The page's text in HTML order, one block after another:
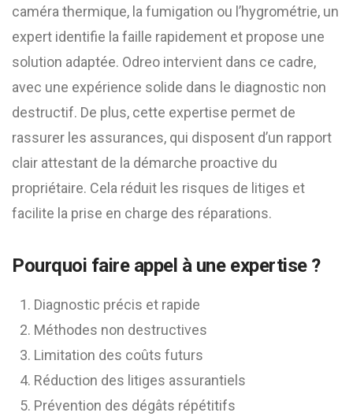
caméra thermique, la fumigation ou l’hygrométrie, un
expert identifie la faille rapidement et propose une
solution adaptée. Odreo intervient dans ce cadre,
avec une expérience solide dans le diagnostic non
destructif. De plus, cette expertise permet de
rassurer les assurances, qui disposent d’un rapport
clair attestant de la démarche proactive du
propriétaire. Cela réduit les risques de litiges et
facilite la prise en charge des réparations.
Pourquoi faire appel à une expertise ?
Diagnostic précis et rapide
Méthodes non destructives
Limitation des coûts futurs
Réduction des litiges assurantiels
Prévention des dégâts répétitifs